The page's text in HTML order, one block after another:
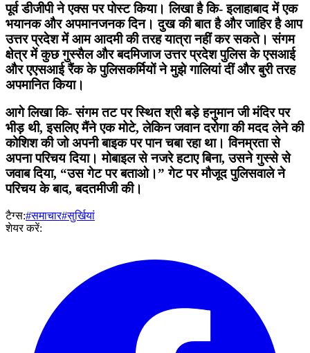
पूर्व डीजीपी ने एक्स पर पोस्ट किया। लिखा है कि- इलाहाबाद में एक
भयानक और अपमानजनक दिन। दुख की बात है और जाहिर है आप
उत्तर प्रदेश में आम आदमी की तरह यात्रा नहीं कर सकते। संगम
क्षेत्र में कुछ गुस्सैल और बदमिजाज उत्तर प्रदेश पुलिस के एसआई
और एएसआई रैंक के पुलिसकर्मियों ने मुझे गालियां दीं और बुरी तरह
अपमानित किया।
आगे लिखा कि- संगम तट पर स्थित श्री बड़े हनुमान जी मंदिर पर
भीड़ थी, इसलिए मैंने एक मोटे, लेकिन जवान दरोगा की मदद लेने की
कोशिश की जो अपनी बाइक पर पान चबा रहा था। विनम्रता से
अपना परिचय दिया। मोबाइल से नजरे हटाए बिना, उसने गुस्से से
जवाब दिया, “उस गेट पर बताओ।” गेट पर मौजूद पुलिसवाले ने
परिचय के बाद, बदतमीजी की।
टैग्स:#समाचार#सुर्खियां
शेयर करें: